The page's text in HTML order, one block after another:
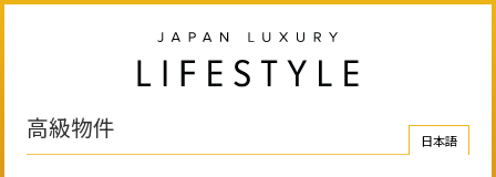
高級物件 日本語